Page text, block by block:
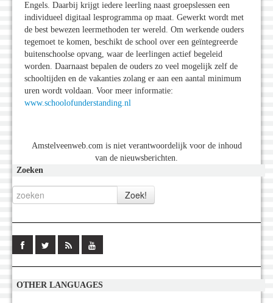
Engels. Daarbij krijgt iedere leerling naast groepslessen een
individueel digitaal lesprogramma op maat. Gewerkt wordt met
de best bewezen leermethoden ter wereld. Om werkende ouders
tegemoet te komen, beschikt de school over een geïntegreerde
buitenschoolse opvang, waar de leerlingen actief begeleid
worden. Daarnaast bepalen de ouders zo veel mogelijk zelf de
schooltijden en de vakanties zolang er aan een aantal minimum
uren wordt voldaan. Voor meer informatie:
www.schoolofunderstanding.nl
Amstelveenweb.com is niet verantwoordelijk voor de inhoud
van de nieuwsberichten.
Zoeken
OTHER LANGUAGES